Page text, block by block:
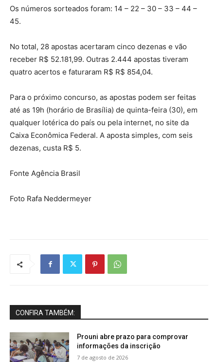
Os números sorteados foram: 14 – 22 – 30 – 33 – 44 –
45.
No total, 28 apostas acertaram cinco dezenas e vão
receber R$ 52.181,99. Outras 2.444 apostas tiveram
quatro acertos e faturaram R$ R$ 854,04.
Para o próximo concurso, as apostas podem ser feitas
até as 19h (horário de Brasília) de quinta-feira (30), em
qualquer lotérica do país ou pela internet, no site da
Caixa Econômica Federal. A aposta simples, com seis
dezenas, custa R$ 5.
Fonte Agência Brasil
Foto Rafa Neddermeyer
CONFIRA TAMBÉM:
Prouni abre prazo para comprovar
informações da inscrição
7 de agosto de 2026